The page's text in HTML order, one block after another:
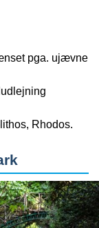
pga. ujævne
Rhodos.